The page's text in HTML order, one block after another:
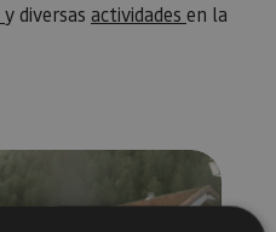
y diversas actividades en la